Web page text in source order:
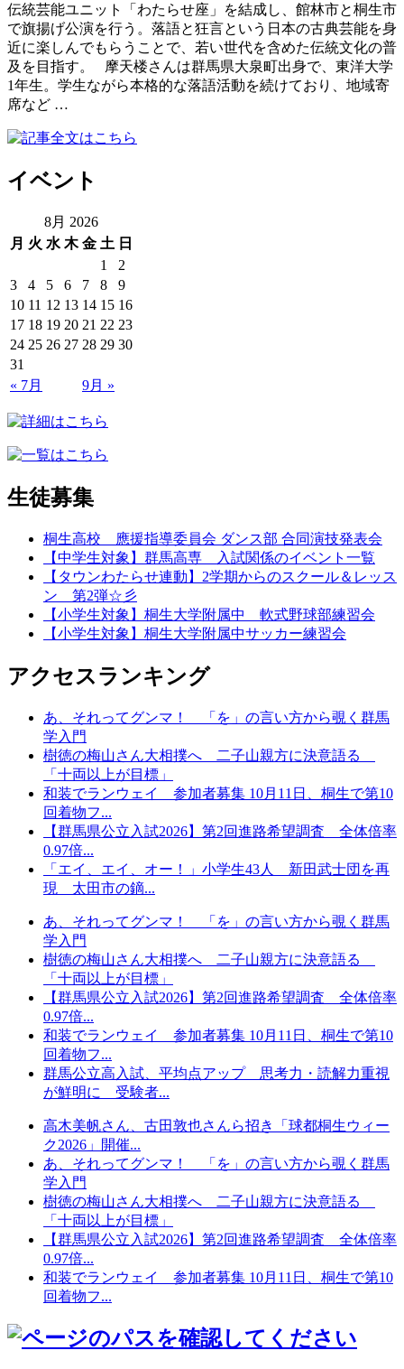
伝統芸能ユニット「わたらせ座」を結成し、館林市と桐生市
で旗揚げ公演を行う。落語と狂言という日本の古典芸能を身
近に楽しんでもらうことで、若い世代を含めた伝統文化の普
及を目指す。 摩天楼さんは群馬県大泉町出身で、東洋大学
1年生。学生ながら本格的な落語活動を続けており、地域寄
席など …
イベント
8月 2026
月 火 水 木 金 土 日
1
2
3
4 5 6 7 8
9
10 11 12 13 14 15 16
17 18 19 20 21 22 23
24 25 26 27 28 29 30
31
« 7月
9月 »
生徒募集
桐生高校 應援指導委員会 ダンス部 合同演技発表会
【中学生対象】群馬高専 入試関係のイベント一覧
【タウンわたらせ連動】2学期からのスクール＆レッス
ン 第2弾☆彡
【小学生対象】桐生大学附属中 軟式野球部練習会
【小学生対象】桐生大学附属中サッカー練習会
アクセスランキング
あ、それってグンマ！ 「を」の言い方から覗く群馬
学入門
樹徳の梅山さん大相撲へ 二子山親方に決意語る
「十両以上が目標」
和装でランウェイ 参加者募集 10月11日、桐生で第10
回着物フ...
【群馬県公立入試2026】第2回進路希望調査 全体倍率
0.97倍...
「エイ、エイ、オー！」小学生43人 新田武士団を再
現 太田市の鏑...
あ、それってグンマ！ 「を」の言い方から覗く群馬
学入門
樹徳の梅山さん大相撲へ 二子山親方に決意語る
「十両以上が目標」
【群馬県公立入試2026】第2回進路希望調査 全体倍率
0.97倍...
和装でランウェイ 参加者募集 10月11日、桐生で第10
回着物フ...
群馬公立高入試、平均点アップ 思考力・読解力重視
が鮮明に 受験者...
高木美帆さん、古田敦也さんら招き「球都桐生ウィー
ク2026」開催...
あ、それってグンマ！ 「を」の言い方から覗く群馬
学入門
樹徳の梅山さん大相撲へ 二子山親方に決意語る
「十両以上が目標」
【群馬県公立入試2026】第2回進路希望調査 全体倍率
0.97倍...
和装でランウェイ 参加者募集 10月11日、桐生で第10
回着物フ...